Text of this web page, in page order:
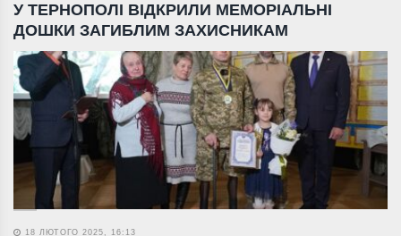
У ТЕРНОПОЛІ ВІДКРИЛИ МЕМОРІАЛЬНІ
ДОШКИ ЗАГИБЛИМ ЗАХИСНИКАМ
18 ЛЮТОГО 2025, 16:13